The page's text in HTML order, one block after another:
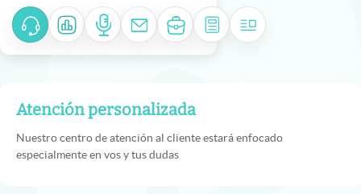
Atención personalizada
Nuestro centro de atención al cliente estará enfocado
especialmente en vos y tus dudas